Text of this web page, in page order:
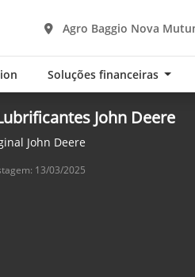
Agro Baggio Nova
Soluções financeiras
John Deere
John Deere
13/03/2025